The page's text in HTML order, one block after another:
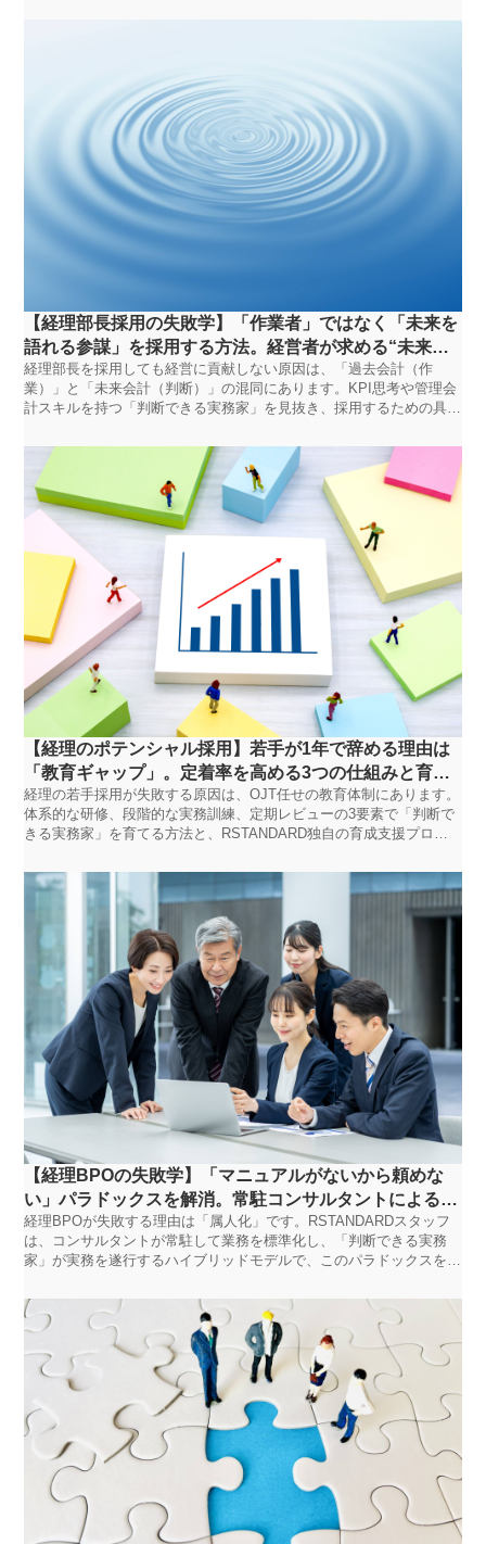
【経理部長採用の失敗学】「作業者」ではなく「未来を
語れる参謀」を採用する方法。経営者が求める“未来会
計”パートナーの見つけ方｜RSTANDARD人材紹介
経理部長を採用しても経営に貢献しない原因は、「過去会計（作
業）」と「未来会計（判断）」の混同にあります。KPI思考や管理会
計スキルを持つ「判断できる実務家」を見抜き、採用するための具体
【経理のポテンシャル採用】若手が1年で辞める理由は
「教育ギャップ」。定着率を高める3つの仕組みと育成
ロードマップ｜RSTANDARD人材紹介
経理の若手採用が失敗する原因は、OJT任せの教育体制にあります。
体系的な研修、段階的な実務訓練、定期レビューの3要素で「判断で
きる実務家」を育てる方法と、RSTANDARD独自の育成支援プログ
【経理BPOの失敗学】「マニュアルがないから頼めな
い」パラドックスを解消。常駐コンサルタントによる業
務標準化と「まるごと派遣」｜RSTANDARDスタッフ
経理BPOが失敗する理由は「属人化」です。RSTANDARDスタッフ
は、コンサルタントが常駐して業務を標準化し、「判断できる実務
家」が実務を遂行するハイブリッドモデルで、このパラドックスを解